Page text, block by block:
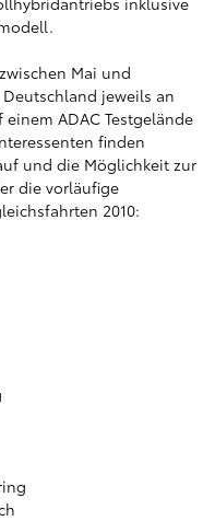
Mai und
jeweils an
ADAC Testgelände
finden
und die Möglichkeit zur
die vorläufige
2010: